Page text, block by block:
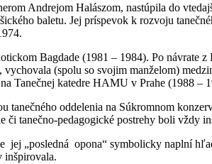
Andrejom Halászom, nastúpila do
baletu. Jej príspevok k rozvoju
Bagdade (1981 – 1984). Po návrate
(spolu so svojim manželom)
Tanečnej katedre HAMU v Prahe (1988
oddelenia na Súkromnom
tanečno-pedagogické postrehy boli vždy
jej „posledná opona“ symbolicky naplní
inšpirovala.